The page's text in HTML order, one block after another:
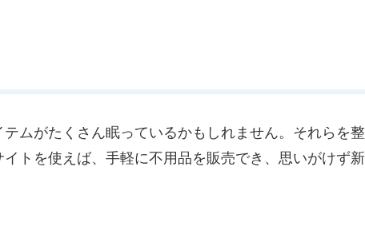
ムがたくさん眠っているかもしれません。それらを
トを使えば、手軽に不用品を販売でき、思いがけず